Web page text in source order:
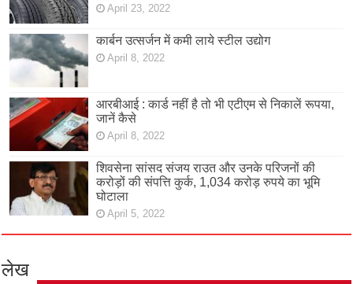
April 23, 2022
कार्बन उत्सर्जन में कमी लाये स्टील उद्योग
April 8, 2022
आरबीआई : कार्ड नहीं है तो भी एटीएम से निकालें रूपया,
जानें कैसे
April 8, 2022
शिवसेना सांसद संजय राउत और उनके परिजनों की
करोड़ों की संपत्ति कुर्क, 1,034 करोड़ रुपये का भूमि
घोटाला
April 5, 2022
लेख